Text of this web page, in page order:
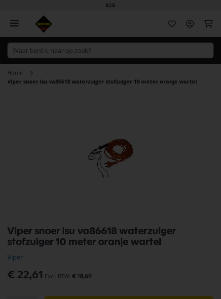
B2B
Home
Viper snoer lsu va86618 waterzuiger stofzuiger 10 meter oranje wartel
Viper snoer lsu va86618 waterzuiger
stofzuiger 10 meter oranje wartel
Viper
€ 22,61 € 18,69
naar
het
van
de
afbeeldingen-